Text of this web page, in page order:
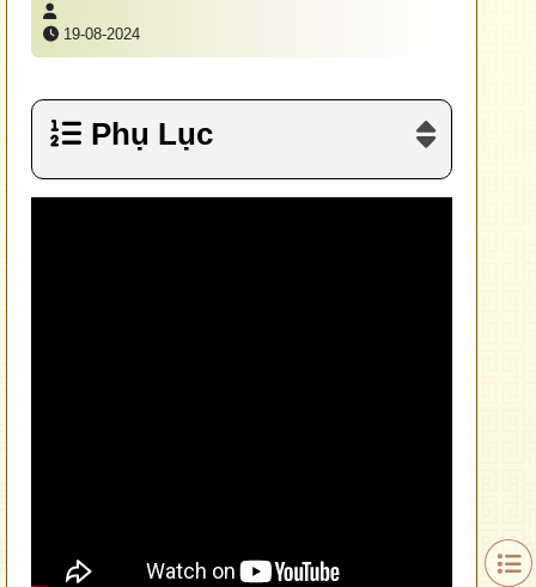
19-08-2024
Phụ Lục